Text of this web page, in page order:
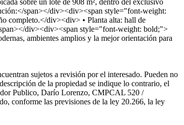
sobre un lote de 908 m², dentro del exclusivo
span></div><div><span style="font-weight:
completo.</div><div> • Planta alta: hall de
div><div><span style="font-weight: bold;">
ambientes amplios y la mejor orientación para
sujetos a revisión por el interesado. Pueden no
de la propiedad se indique lo contrario, el
Publico, Darío Lorenzo, CMPCAL 520 /
conforme las previsiones de la ley 20.266, la ley